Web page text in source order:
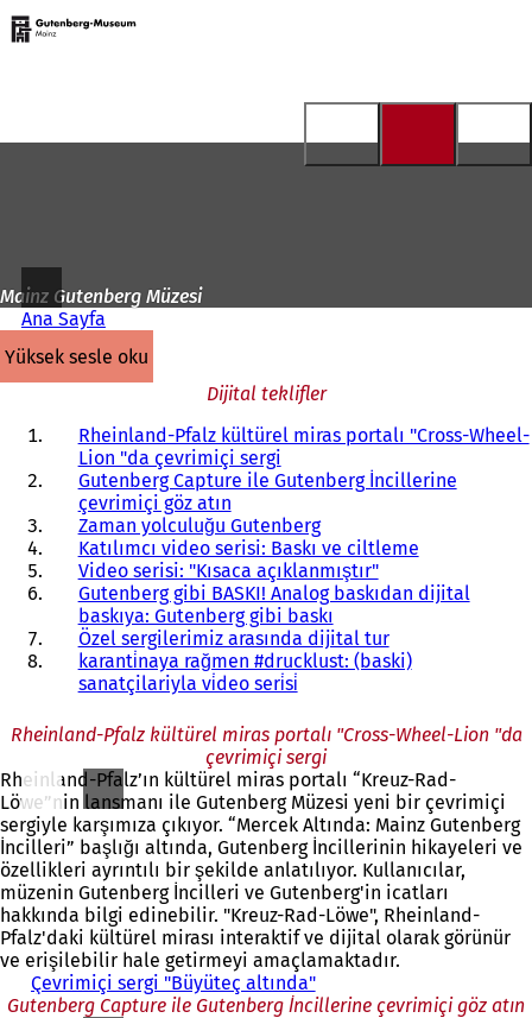
İçeriğe atla
Ana
sayfaya
Mainz Gutenberg Müzesi
Ana Sayfa
yüksek sesle oku
Dijital teklifler
Rheinland-Pfalz kültürel miras portalı "Cross-Wheel-
Lion "da çevrimiçi sergi
Gutenberg Capture ile Gutenberg İncillerine
çevrimiçi göz atın
Zaman yolculuğu Gutenberg
Katılımcı video serisi: Baskı ve ciltleme
Video serisi: "Kısaca açıklanmıştır"
Gutenberg gibi BASKI! Analog baskıdan dijital
baskıya: Gutenberg gibi baskı
Özel sergilerimiz arasında dijital tur
karanti̇naya rağmen #drucklust: (baski)
sanatçilariyla vi̇deo seri̇si̇
Rheinland-Pfalz kültürel miras portalı "Cross-Wheel-Lion "da
çevrimiçi sergi
Rheinland-Pfalz’ın kültürel miras portalı “Kreuz-Rad-
Löwe”nin lansmanı ile Gutenberg Müzesi yeni bir çevrimiçi
sergiyle karşımıza çıkıyor. “Mercek Altında: Mainz Gutenberg
İncilleri” başlığı altında, Gutenberg İncillerinin hikayeleri ve
özellikleri ayrıntılı bir şekilde anlatılıyor. Kullanıcılar,
müzenin Gutenberg İncilleri ve Gutenberg'in icatları
hakkında bilgi edinebilir. "Kreuz-Rad-Löwe", Rheinland-
Pfalz'daki kültürel mirası interaktif ve dijital olarak görünür
ve erişilebilir hale getirmeyi amaçlamaktadır.
Çevrimiçi sergi "Büyüteç altında"(
Y
Gutenberg Capture ile Gutenberg İncillerine çevrimiçi göz atın